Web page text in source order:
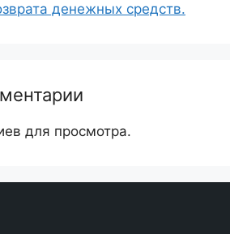
денежных средств.
для просмотра.